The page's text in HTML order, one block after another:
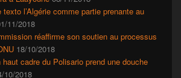
l’Algérie comme partie prenante au
11/2018
réaffirme son soutien au processus
18/10/2018
cadre du Polisario prend une douche
10/2018